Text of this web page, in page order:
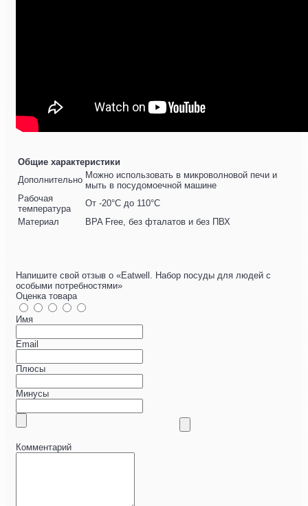
Общие характеристики
Дополнительно Можно использовать в микроволновой печи и
мыть в посудомоечной машине
Рабочая
температура
От -20°C до 110°C
Материал
BPA Free, без фталатов и без ПВХ
Напишите свой отзыв о «Eatwell. Набор посуды для людей с
особыми потребностями»
Оценка товара
Имя
Email
Плюсы
Минусы
Комментарий